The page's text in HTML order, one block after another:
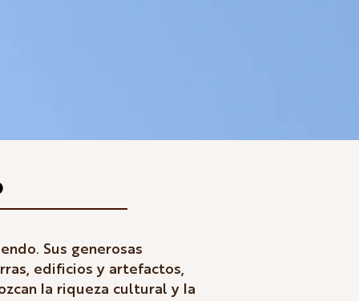
Sus generosas
edificios y artefactos,
la riqueza cultural y la